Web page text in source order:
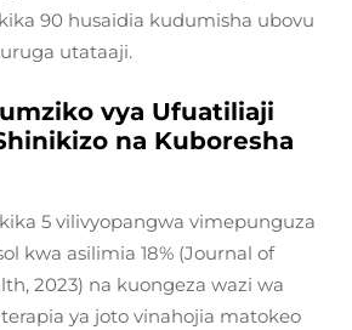
90 husaidia kudumisha ubovu
utataaji.
vya Ufuatiliaji
na Kuboresha
5 vilivyopangwa vimepunguza
kwa asilimia 18% (Journal of
2023) na kuongeza wazi wa
ya joto vinahojia matokeo